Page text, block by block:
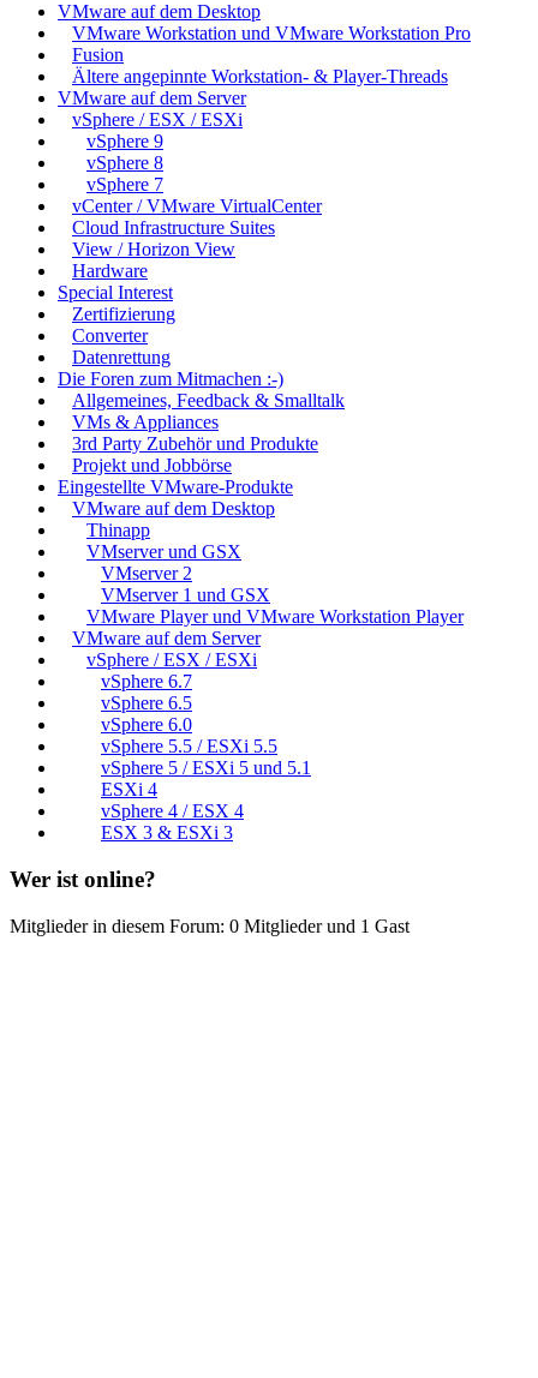
VMware auf dem Desktop
VMware Workstation und VMware Workstation Pro
Fusion
Ältere angepinnte Workstation- & Player-Threads
VMware auf dem Server
vSphere / ESX / ESXi
vSphere 9
vSphere 8
vSphere 7
vCenter / VMware VirtualCenter
Cloud Infrastructure Suites
View / Horizon View
Hardware
Special Interest
Zertifizierung
Converter
Datenrettung
Die Foren zum Mitmachen :-)
Allgemeines, Feedback & Smalltalk
VMs & Appliances
3rd Party Zubehör und Produkte
Projekt und Jobbörse
Eingestellte VMware-Produkte
VMware auf dem Desktop
Thinapp
VMserver und GSX
VMserver 2
VMserver 1 und GSX
VMware Player und VMware Workstation Player
VMware auf dem Server
vSphere / ESX / ESXi
vSphere 6.7
vSphere 6.5
vSphere 6.0
vSphere 5.5 / ESXi 5.5
vSphere 5 / ESXi 5 und 5.1
ESXi 4
vSphere 4 / ESX 4
ESX 3 & ESXi 3
Wer ist online?
Mitglieder in diesem Forum: 0 Mitglieder und 1 Gast